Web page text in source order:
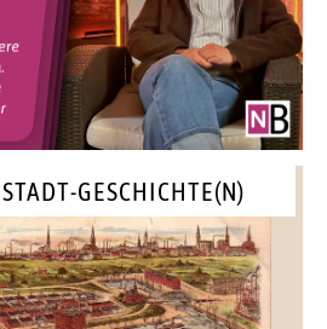
GESCHICHTE(N)